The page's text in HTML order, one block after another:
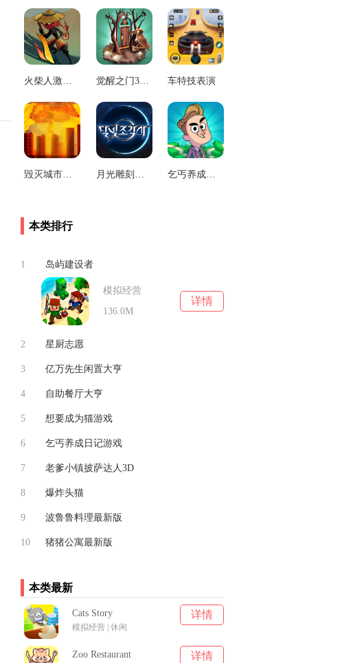
火柴人激斗英雄 觉醒之门3悖论 车特技表演
毁灭城市无敌版 月光雕刻师3D 乞丐养成日记游戏
本类排行
1 岛屿建设者
模拟经营
136.0M
详情
2 星厨志愿
模拟经营
3 亿万先生闲置大亨
184.58M
4 自助餐厅大亨
模拟经营
46.97M
5 想要成为猫游戏
模拟经营
61.95M
6 乞丐养成日记游戏
模拟经营
7 老爹小镇披萨达人3D
92.69M
8 爆炸头猫
模拟经营
46.53M
9 波鲁鲁料理最新版
模拟经营
10 猪猪公寓最新版
本类最新
Cats Story
模拟经营 | 休闲
详情
Zoo Restaurant 详情